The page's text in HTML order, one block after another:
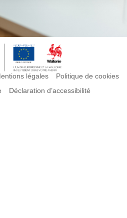
légales
Politique de cookies
Déclaration d’accessibilité